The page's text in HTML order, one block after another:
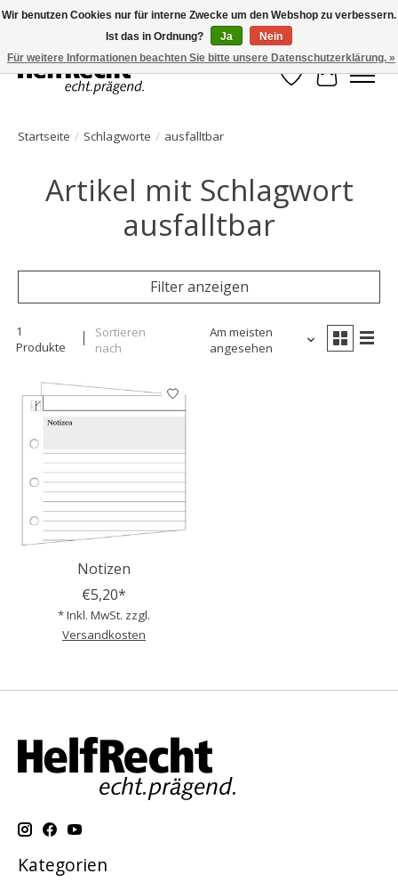
HelfRecht-Planer | Jahresaktualisierungen | Zubehör
Wunschzettel
Ihr
Startseite / Schlagworte / ausfalltbar
Artikel mit Schlagwort
ausfalltbar
Filter anzeigen
1
Produkte
Sortieren
nach
Am meisten
angesehen
Notizen
€5,20*
* Inkl. MwSt. zzgl.
Versandkosten
Kategorien
Wir benutzen Cookies nur für interne Zwecke um den Webshop zu verbessern.
Ist das in Ordnung?
Ja
Nein
Für weitere Informationen beachten Sie bitte unsere Datenschutzerklärung. »